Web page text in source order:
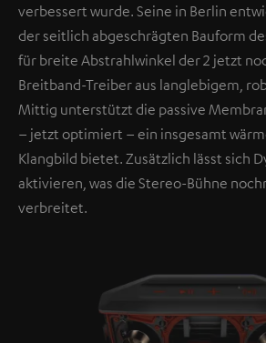
verbessert wurde. Seine in Berlin
der seitlich abgeschrägten Bauform
für breite Abstrahlwinkel der 2 jetzt
Breitband-Treiber aus langlebigem,
Mittig unterstützt die passive
– jetzt optimiert – ein insgesamt
Klangbild bietet. Zusätzlich lässt sich
aktivieren, was die Stereo-Bühne
verbreitet.